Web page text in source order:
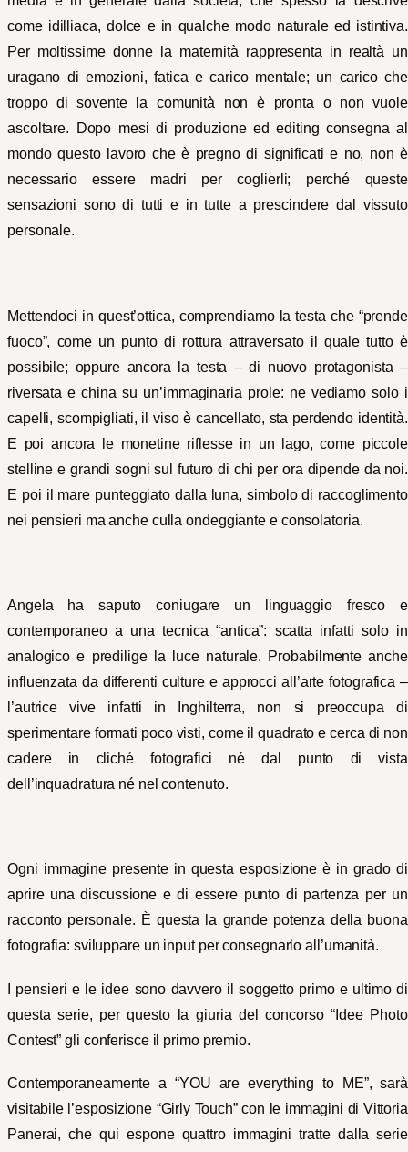
come idilliaca, dolce e in qualche modo naturale ed istintiva.
Per moltissime donne la maternità rappresenta in realtà un
uragano di emozioni, fatica e carico mentale; un carico che
troppo di sovente la comunità non è pronta o non vuole
ascoltare. Dopo mesi di produzione ed editing consegna al
mondo questo lavoro che è pregno di significati e no, non è
necessario essere madri per coglierli; perché queste
sensazioni sono di tutti e in tutte a prescindere dal vissuto
personale.
Mettendoci in quest’ottica, comprendiamo la testa che “prende
fuoco”, come un punto di rottura attraversato il quale tutto è
possibile; oppure ancora la testa – di nuovo protagonista –
riversata e china su un’immaginaria prole: ne vediamo solo i
capelli, scompigliati, il viso è cancellato, sta perdendo identità.
E poi ancora le monetine riflesse in un lago, come piccole
stelline e grandi sogni sul futuro di chi per ora dipende da noi.
E poi il mare punteggiato dalla luna, simbolo di raccoglimento
nei pensieri ma anche culla ondeggiante e consolatoria.
Angela ha saputo coniugare un linguaggio fresco e
contemporaneo a una tecnica “antica”: scatta infatti solo in
analogico e predilige la luce naturale. Probabilmente anche
influenzata da differenti culture e approcci all’arte fotografica –
l’autrice vive infatti in Inghilterra, non si preoccupa di
sperimentare formati poco visti, come il quadrato e cerca di non
cadere in cliché fotografici né dal punto di vista
dell’inquadratura né nel contenuto.
Ogni immagine presente in questa esposizione è in grado di
aprire una discussione e di essere punto di partenza per un
racconto personale. È questa la grande potenza della buona
fotografia: sviluppare un input per consegnarlo all’umanità.
I pensieri e le idee sono davvero il soggetto primo e ultimo di
questa serie, per questo la giuria del concorso “Idee Photo
Contest” gli conferisce il primo premio.
Contemporaneamente a “YOU are everything to ME”, sarà
visitabile l’esposizione “Girly Touch” con le immagini di Vittoria
Panerai, che qui espone quattro immagini tratte dalla serie